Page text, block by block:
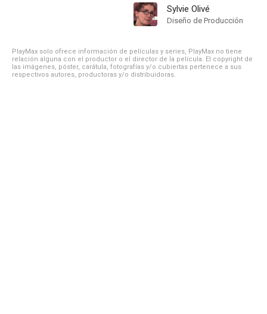
Sylvie Olivé
Diseño de Producción
PlayMax solo ofrece información de películas y series, PlayMax no tiene
relación alguna con el productor o el director de la película. El copyright de
las imágenes, póster, carátula, fotografías y/o cubiertas pertenece a sus
respectivos autores, productoras y/o distribuidoras.